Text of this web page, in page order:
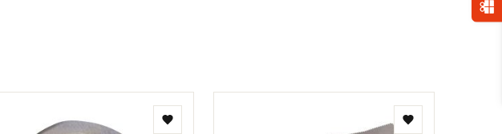
Toevoegen
Toevoegen